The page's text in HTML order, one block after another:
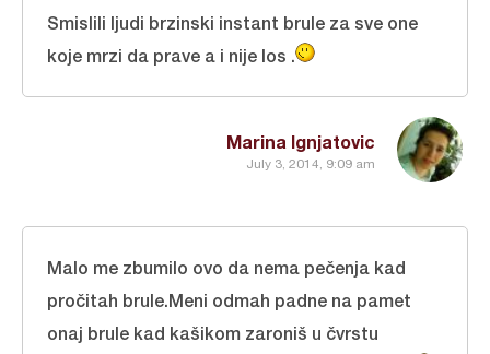
Marina Ignjatovic
July 3, 2014, 9:09 am
Smislili ljudi brzinski instant brule za sve one
koje mrzi da prave a i nije los .
Malo me zbumilo ovo da nema pečenja kad
pročitah brule.Meni odmah padne na pamet
onaj brule kad kašikom zaroniš u čvrstu